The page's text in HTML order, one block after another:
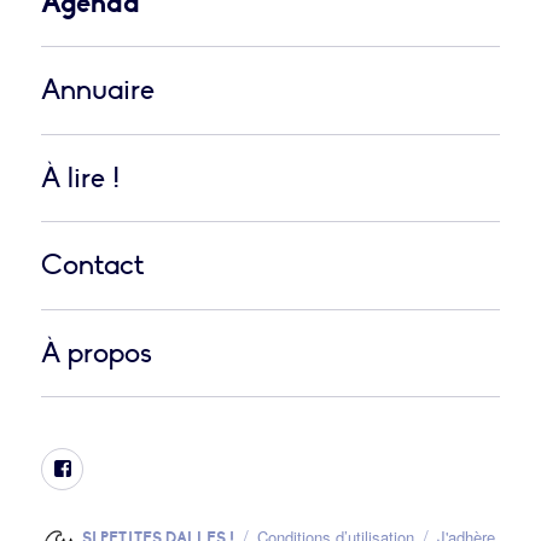
Annuaire
À lire !
Contact
À propos
Facebook